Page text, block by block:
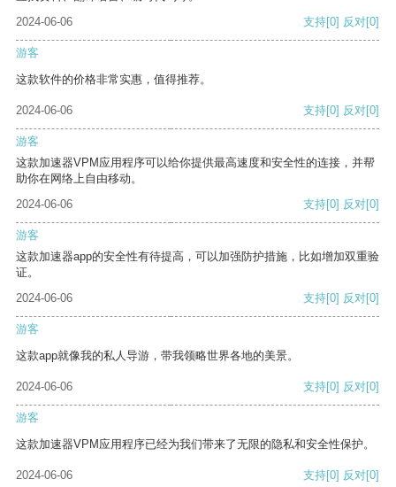
2024-06-06
支持[0] 反对[0]
游客
这款软件的价格非常实惠，值得推荐。
2024-06-06 支持[0] 反对[0]
游客
这款加速器VPM应用程序可以给你提供最高速度和安全性的连接，并帮
助你在网络上自由移动。
2024-06-06
支持[0] 反对[0]
游客
这款加速器app的安全性有待提高，可以加强防护措施，比如增加双重验
证。
2024-06-06
支持[0] 反对[0]
游客
这款app就像我的私人导游，带我领略世界各地的美景。
2024-06-06 支持[0] 反对[0]
游客
这款加速器VPM应用程序已经为我们带来了无限的隐私和安全性保护。
2024-06-06 支持[0] 反对[0]